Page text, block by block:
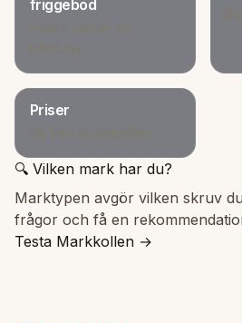
friggebod
Större variant av
lekstuga
Priser
Se hela pristabellen
🔍 Vilken mark har du?
Marktypen avgör vilken skruv
frågor och få en
Testa Markkollen →